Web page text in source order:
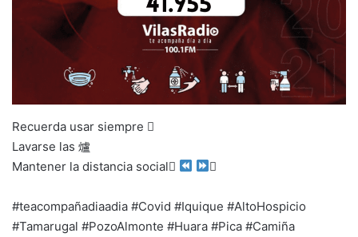
Recuerda usar siempre 
Lavarse las 爐
Mantener la distancia social

#teacompañadiaadia #Covid #Iquique #AltoHospicio
#Tamarugal #PozoAlmonte #Huara #Pica #Camiña